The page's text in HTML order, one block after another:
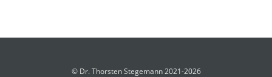
© Dr. Thorsten Stegemann 2021-2026